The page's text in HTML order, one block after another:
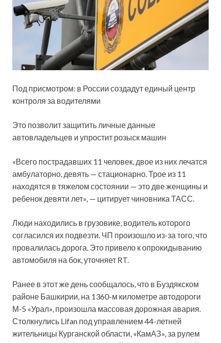
Под присмотром: в России создадут единый центр
контроля за водителями
Это позволит защитить личные данные
автовладельцев и упростит розыск машин
«Всего пострадавших 11 человек, двое из них лечатся
амбулаторно, девять — стационарно. Трое из 11
находятся в тяжелом состоянии — это две женщины и
ребенок девяти лет», — цитирует чиновника ТАСС.
Люди находились в грузовике, водитель которого
согласился их подвезти. ЧП произошло из-за того, что
провалилась дорога. Это привело к опрокидыванию
автомобиля на бок, уточняет RT.
Ранее в этот же день сообщалось, что в Буздякском
районе Башкирии, на 1360-м километре автодороги
М-5 «Урал», произошла массовая дорожная авария.
Столкнулись Lifan под управлением 44-летней
жительницы Курганской области, «КамАЗ», за рулем